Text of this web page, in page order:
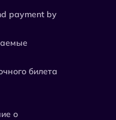
payment by
билета
о